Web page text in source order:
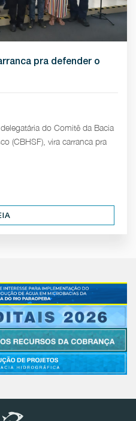
pra defender o
do Comitê da Bacia
(CBHSF), vira carranca pra